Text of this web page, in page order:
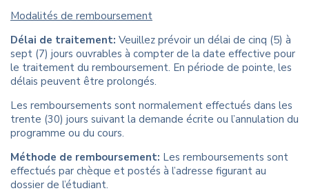
Modalités de remboursement
Délai de traitement: Veuillez prévoir un délai de cinq (5) à
sept (7) jours ouvrables à compter de la date effective pour
le traitement du remboursement. En période de pointe, les
délais peuvent être prolongés.
Les remboursements sont normalement effectués dans les
trente (30) jours suivant la demande écrite ou l’annulation du
programme ou du cours.
Méthode de remboursement: Les remboursements sont
effectués par chèque et postés à l’adresse figurant au
dossier de l’étudiant.